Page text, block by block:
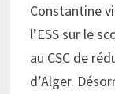
Constantine
l’ESS sur le
au CSC de
d’Alger.